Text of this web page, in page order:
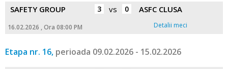
SAFETY GROUP 3 vs 0 ASFC CLUSA
16.02.2026 , Ora 08:00 PM Detalii meci
Etapa nr. 16, perioada 09.02.2026 - 15.02.2026